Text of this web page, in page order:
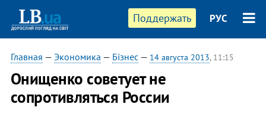
Поддержать РУС
Главная — Экономика — Бізнес— 14 августа 2013, 11:15
Онищенко советует не
сопротивляться России